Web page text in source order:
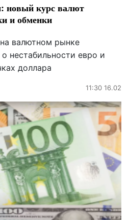
новый курс валют
и обменки
валютном рынке
нестабильности евро и
доллара
11:30 16.02